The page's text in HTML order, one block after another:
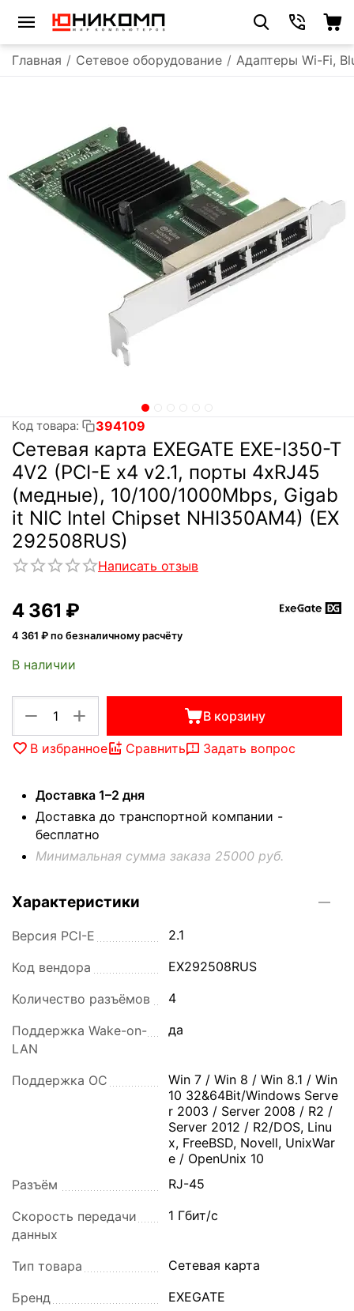
Главная / Сетевое оборудование / Адаптеры Wi-Fi,
Код товара: 394109
Сетевая карта EXEGATE EXE-I350-T
4V2 (PCI-E x4 v2.1, порты 4xRJ45
(медные), 10/100/1000Mbps, Gigab
it NIC Intel Chipset NHI350AM4) (EX
292508RUS)
Написать отзыв
4 361 ₽
4 361 ₽ по безналичному расчёту
В наличии
+
− В корзину
В избранное Сравнить Задать вопрос
Доставка 1–2 дня
Доставка до транспортной компании -
бесплатно
Минимальная сумма заказа 25000 руб.
Характеристики
Версия PCI-E 2.1
Код вендора EX292508RUS
Количество разъёмов 4
Поддержка Wake-on-
LAN
да
Поддержка ОС
Win 7 / Win 8 / Win 8.1 / Win
10 32&64Bit/Windows Serve
r 2003 / Server 2008 / R2 /
Server 2012 / R2/DOS, Linu
x, FreeBSD, Novell, UnixWar
e / OpenUnix 10
Разъём
RJ-45
Скорость передачи
данных
1 Гбит/с
Тип товара Сетевая карта
Бренд EXEGATE